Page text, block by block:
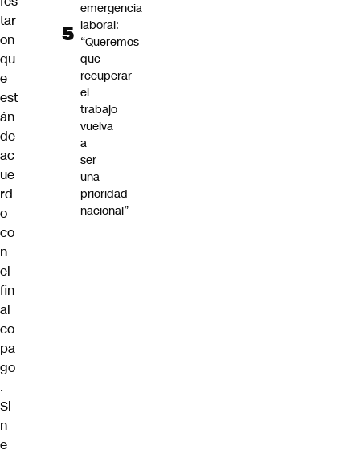
tar
on
qu
e
est
án
de
ac
ue
rd
o
co
n
el
fin
al
co
pa
go
.
Si
n
e
emergencia
laboral:
“Queremos
que
recuperar
el
trabajo
vuelva
a
ser
una
prioridad
nacional”